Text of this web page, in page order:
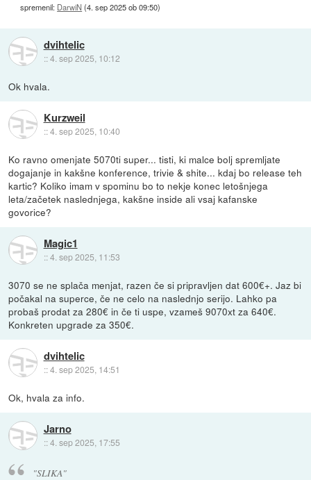
spremenil: DarwiN(4. sep 2025 ob 09:50)
dvihtelic
::4. sep 2025, 10:12
Ok hvala.
Kurzweil
::4. sep 2025, 10:40
Ko ravno omenjate 5070ti super... tisti, ki malce bolj spremljate
dogajanje in kakšne konference, trivie & shite... kdaj bo release teh
kartic? Koliko imam v spominu bo to nekje konec letošnjega
leta/začetek naslednjega, kakšne inside ali vsaj kafanske
govorice?
Magic1
::4. sep 2025, 11:53
3070 se ne splača menjat, razen če si pripravljen dat 600€+. Jaz bi
počakal na superce, če ne celo na naslednjo serijo. Lahko pa
probaš prodat za 280€ in če ti uspe, vzameš 9070xt za 640€.
Konkreten upgrade za 350€.
dvihtelic
::4. sep 2025, 14:51
Ok, hvala za info.
Jarno
::4. sep 2025, 17:55
"SLIKA"